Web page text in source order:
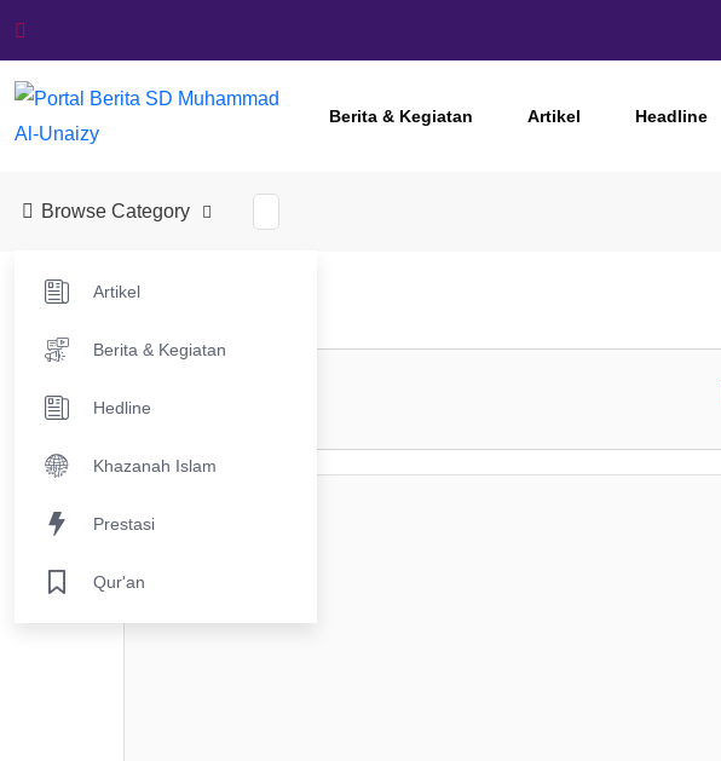
Berita & Kegiatan Artikel Headline
Browse Category
Artikel
Berita & Kegiatan
Hedline
Khazanah Islam
Prestasi
Qur'an